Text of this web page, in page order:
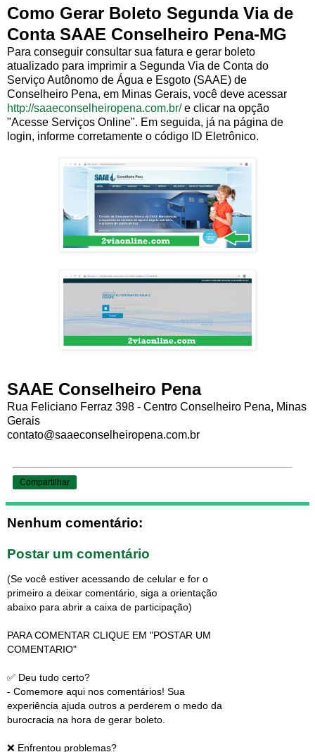
Como Gerar Boleto Segunda Via de
Conta SAAE Conselheiro Pena-MG
Para conseguir consultar sua fatura e gerar boleto
atualizado para imprimir a Segunda Via de Conta do
Serviço Autônomo de Água e Esgoto (SAAE) de
Conselheiro Pena, em Minas Gerais, você deve acessar
http://saaeconselheiropena.com.br/e clicar na opção
"Acesse Serviços Online". Em seguida, já na página de
login, informe corretamente o código ID Eletrônico.
SAAE Conselheiro Pena
Rua Feliciano Ferraz 398 - Centro Conselheiro Pena, Minas
Gerais
contato@saaeconselheiropena.com.br
Compartilhar
Nenhum comentário:
Postar um comentário
(Se você estiver acessando de celular e for o
primeiro a deixar comentário, siga a orientação
abaixo para abrir a caixa de participação)
PARA COMENTAR CLIQUE EM "POSTAR UM
COMENTARIO"
✅ Deu tudo certo?
- Comemore aqui nos comentários! Sua
experiência ajuda outros a perderem o medo da
burocracia na hora de gerar boleto.
❌ Enfrentou problemas?